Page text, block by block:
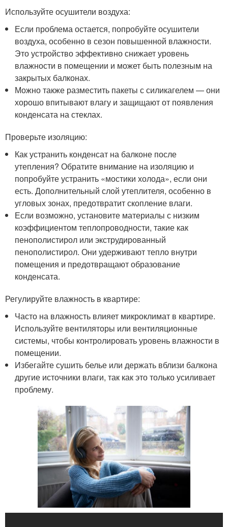
Используйте осушители воздуха:
Если проблема остается, попробуйте осушители
воздуха, особенно в сезон повышенной влажности.
Это устройство эффективно снижает уровень
влажности в помещении и может быть полезным на
закрытых балконах.
Можно также разместить пакеты с силикагелем — они
хорошо впитывают влагу и защищают от появления
конденсата на стеклах.
Проверьте изоляцию:
Как устранить конденсат на балконе после
утепления? Обратите внимание на изоляцию и
попробуйте устранить «мостики холода», если они
есть. Дополнительный слой утеплителя, особенно в
угловых зонах, предотвратит скопление влаги.
Если возможно, установите материалы с низким
коэффициентом теплопроводности, такие как
пенополистирол или экструдированный
пенополистирол. Они удерживают тепло внутри
помещения и предотвращают образование
конденсата.
Регулируйте влажность в квартире:
Часто на влажность влияет микроклимат в квартире.
Используйте вентиляторы или вентиляционные
системы, чтобы контролировать уровень влажности в
помещении.
Избегайте сушить белье или держать вблизи балкона
другие источники влаги, так как это только усиливает
проблему.